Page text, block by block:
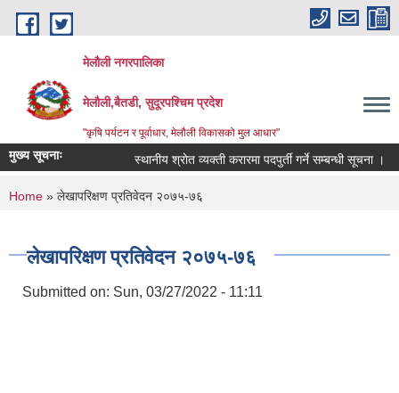
Skip to main content
मेलौली नगरपालिका
मेलौली,बैतडी, सुदूरपश्‍चिम प्रदेश
"कृषि पर्यटन र पूर्वाधार, मेलौली विकासको मुल आधार"
मुख्य सूचनाः स्थानीय श्रोत व्यक्ती करारमा पदपुर्ती गर्ने सम्बन्धी सूचना ।
You are here
Home » लेखापरिक्षण प्रतिवेदन २०७५-७६
लेखापरिक्षण प्रतिवेदन २०७५-७६
Submitted on: Sun, 03/27/2022 - 11:11